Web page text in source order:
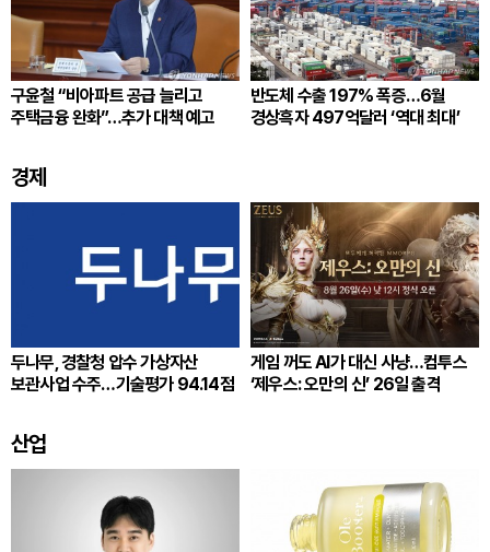
구윤철 “비아파트 공급 늘리고
주택금융 완화”…추가 대책 예고
반도체 수출 197% 폭증…6월
경상흑자 497억달러 ‘역대 최대’
경제
두나무, 경찰청 압수 가상자산
보관사업 수주…기술평가 94.14점
게임 꺼도 AI가 대신 사냥…컴투스
‘제우스: 오만의 신’ 26일 출격
산업